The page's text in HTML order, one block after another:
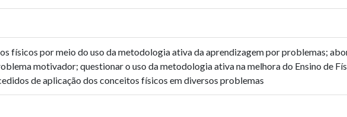
físicos por meio do uso da metodologia ativa da aprendizagem por problemas;
motivador; questionar o uso da metodologia ativa na melhora do Ensino de
de aplicação dos conceitos físicos em diversos problemas